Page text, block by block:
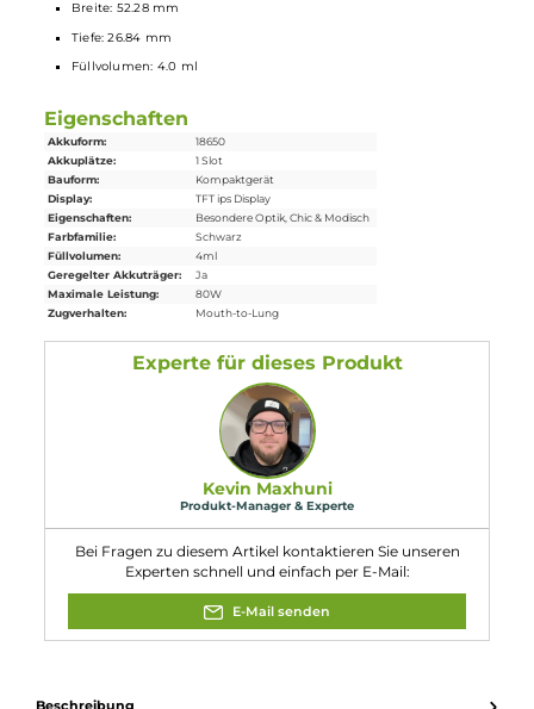
1 x Rincoe Manto AIO Ultra Mod
1 x Rincoe Manto AIO Ultra Tank
1 x Rincoe Manto AIO CoilVerdampferkopf
1 x Rincoe Manto AIO Coil
1 x Garantiekarte
1 x Bedienungsanleitung
Füllvolumen: 4.0 ml
Eigenschaften
Display: